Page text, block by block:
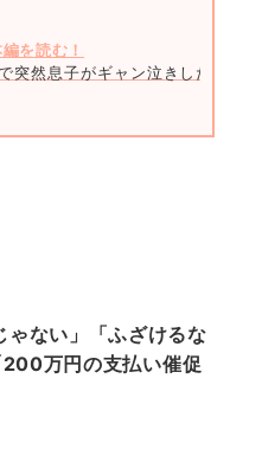
を読む！
突然息子がギャン泣きしたワケ＃1
ゃない」「ふざけるな
万円の支払い催促